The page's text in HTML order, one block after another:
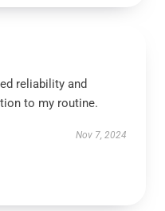
reliability and
to my routine.
Nov 7, 2024